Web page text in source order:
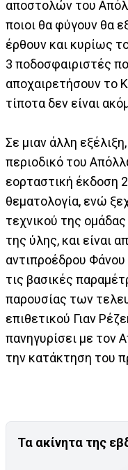
αποστολών του
ποιοι θα φύγουν θα
έρθουν και κυρίως
3 ποδοσφαιριστές
αποχαιρετήσουν το
τίποτα δεν είναι
Σε μιαν άλλη
περιοδικό του
εορταστική έκδοση
θεματολογία, ενώ
τεχνικού της
της ύλης, και είναι
αντιπροέδρου Φάνου
τις βασικές
παρουσίας των
επιθετικού Γιαν
πανηγυρίσει με τον
την κατάκτηση του
Τα ακίνητα της